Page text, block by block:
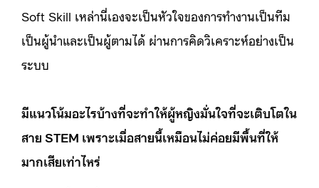
Soft Skill เหล่านี่เองจะเป็นหัวใจของการทำงานเป็นทีม
เป็นผู้นำและเป็นผู้ตามได้ ผ่านการคิดวิเคราะห์อย่างเป็น
ระบบ
มีแนวโน้มอะไรบ้างที่จะทำให้ผู้หญิงมั่นใจที่จะเติบโตใน
สาย STEM เพราะเมื่อสายนี้เหมือนไม่ค่อยมีพื้นที่ให้
มากเสียเท่าไหร่